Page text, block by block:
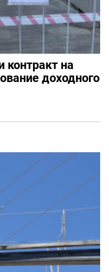
контракт на
доходного